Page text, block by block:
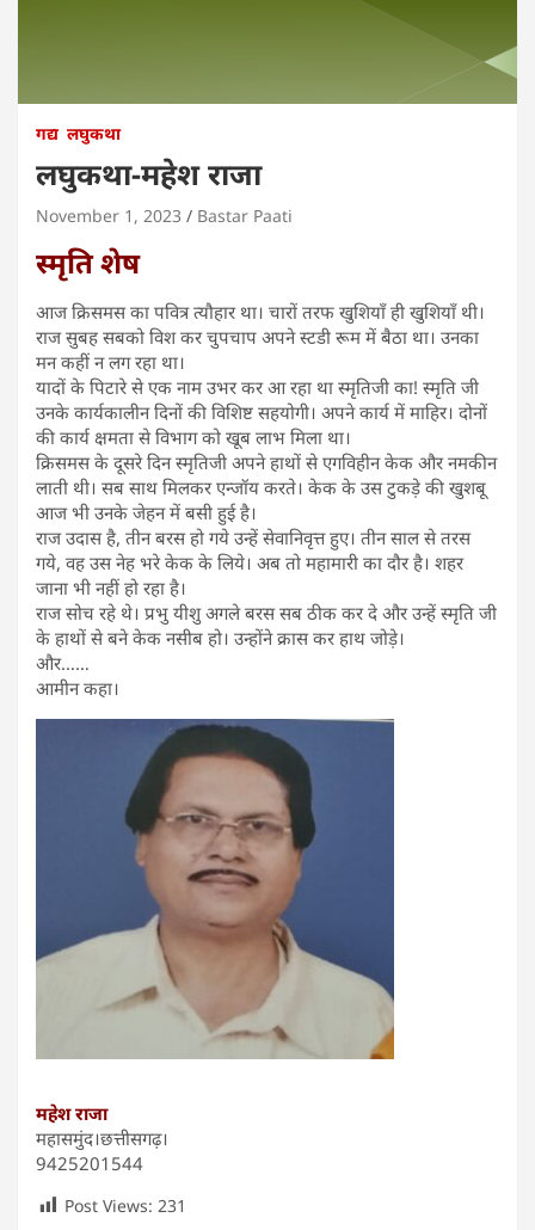
गद्य लघुकथा
लघुकथा-महेश राजा
November 1, 2023 Bastar Paati
स्मृति शेष
आज क्रिसमस का पवित्र त्यौहार था। चारों तरफ खुशियाँ ही खुशियाँ थी।
राज सुबह सबको विश कर चुपचाप अपने स्टडी रूम में बैठा था। उनका
मन कहीं न लग रहा था।
यादों के पिटारे से एक नाम उभर कर आ रहा था स्मृतिजी का! स्मृति जी
उनके कार्यकालीन दिनों की विशिष्ट सहयोगी। अपने कार्य में माहिर। दोनों
की कार्य क्षमता से विभाग को खूब लाभ मिला था।
क्रिसमस के दूसरे दिन स्मृतिजी अपने हाथों से एगविहीन केक और नमकीन
लाती थी। सब साथ मिलकर एन्जॉय करते। केक के उस टुकड़े की खुशबू
आज भी उनके जेहन में बसी हुई है।
राज उदास है, तीन बरस हो गये उन्हें सेवानिवृत्त हुए। तीन साल से तरस
गये, वह उस नेह भरे केक के लिये। अब तो महामारी का दौर है। शहर
जाना भी नहीं हो रहा है।
राज सोच रहे थे। प्रभु यीशु अगले बरस सब ठीक कर दे और उन्हें स्मृति जी
के हाथों से बने केक नसीब हो। उन्होंने क्रास कर हाथ जोड़े।
और……
आमीन कहा।
महेश राजा
महासमुंद।छत्तीसगढ़।
9425201544
Post Views: 231